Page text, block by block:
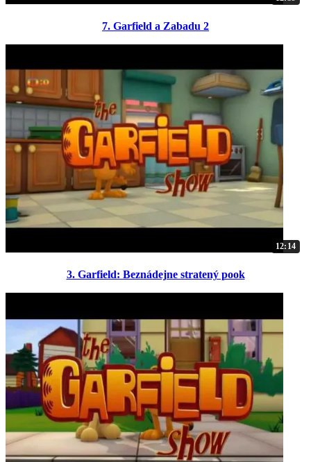
7. Garfield a Zabadu 2
12:14
3. Garfield: Beznádejne stratený pook